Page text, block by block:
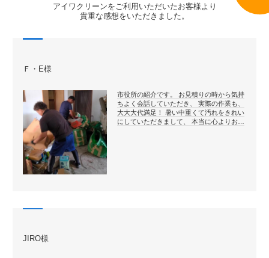
アイワクリーンをご利用いただいたお客様より
貴重な感想をいただきました。
Ｆ・E様
市役所の紹介です。 お見積りの時から気持
ちよく会話していただき、 実際の作業も、
大大大代満足！ 暑い中重くて汚れをきれい
にしていただきまして、 本当に心よりお…
JIRO様